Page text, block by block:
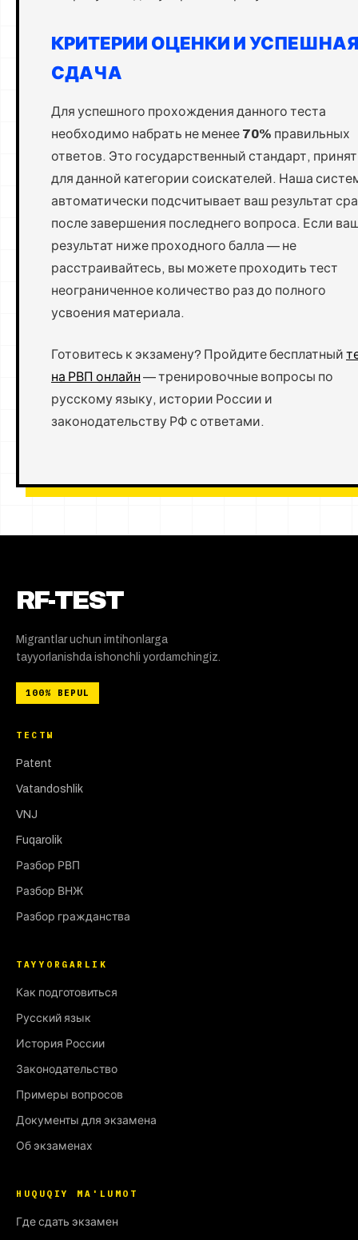
КРИТЕРИИ ОЦЕНКИ И УСПЕШНАЯ
СДАЧА
Для успешного прохождения данного теста
необходимо набрать не менее 70% правильных
ответов. Это государственный стандарт,
для данной категории соискателей. Наша
автоматически подсчитывает ваш результат
после завершения последнего вопроса. Если
результат ниже проходного балла — не
расстраивайтесь, вы можете проходить тест
неограниченное количество раз до полного
усвоения материала.
Готовитесь к экзамену? Пройдите бесплатный
на РВП онлайн — тренировочные вопросы по
русскому языку, истории России и
законодательству РФ с ответами.
RF-TEST
Migrantlar uchun imtihonlarga
tayyorlanishda ishonchli yordamchingiz.
100% BEPUL
ТЕСТЫ
Patent
Vatandoshlik
VNJ
Fuqarolik
Разбор РВП
Разбор ВНЖ
Разбор гражданства
TAYYORGARLIK
Как подготовиться
Русский язык
История России
Законодательство
Примеры вопросов
Документы для экзамена
Об экзаменах
HUQUQIY MA'LUMOT
Где сдать экзамен